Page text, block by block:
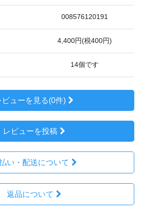
008576120191
4,400円(税400円)
14個です
ビューを見る(0件)
レビューを投稿
い・配送について
返品について